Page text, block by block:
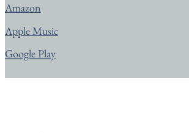
Amazon
Apple Music
Google Play